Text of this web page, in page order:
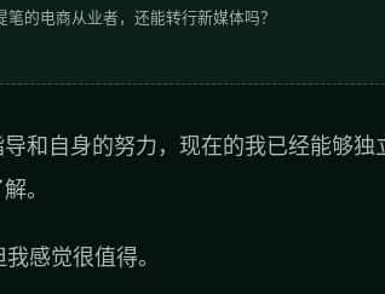
笔的电商从业者，还能转行新媒体吗？
和自身的努力，现在的我已经能够独
。
感觉很值得。